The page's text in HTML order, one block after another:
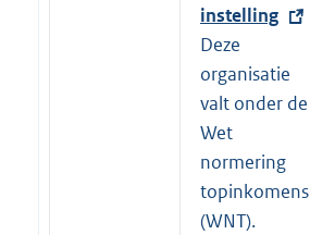
x
t
e
r
n
e
l
i
instelling
Deze
organisatie
valt onder de
Wet
normering
topinkomens
(WNT).